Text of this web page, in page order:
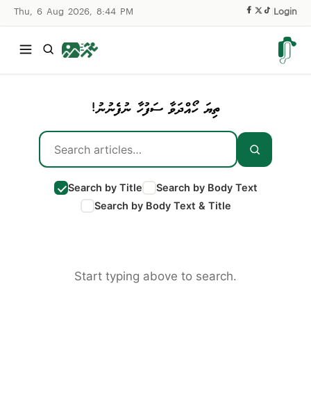
Thu, 6 Aug 2026, 8:44 PM Login
ތިޔަ ހޯއްދަވާ ސަފުހާ ނުފެނުނު!
Search by Title
Search by Body Text
Search by Body Text & Title
Start typing above to search.